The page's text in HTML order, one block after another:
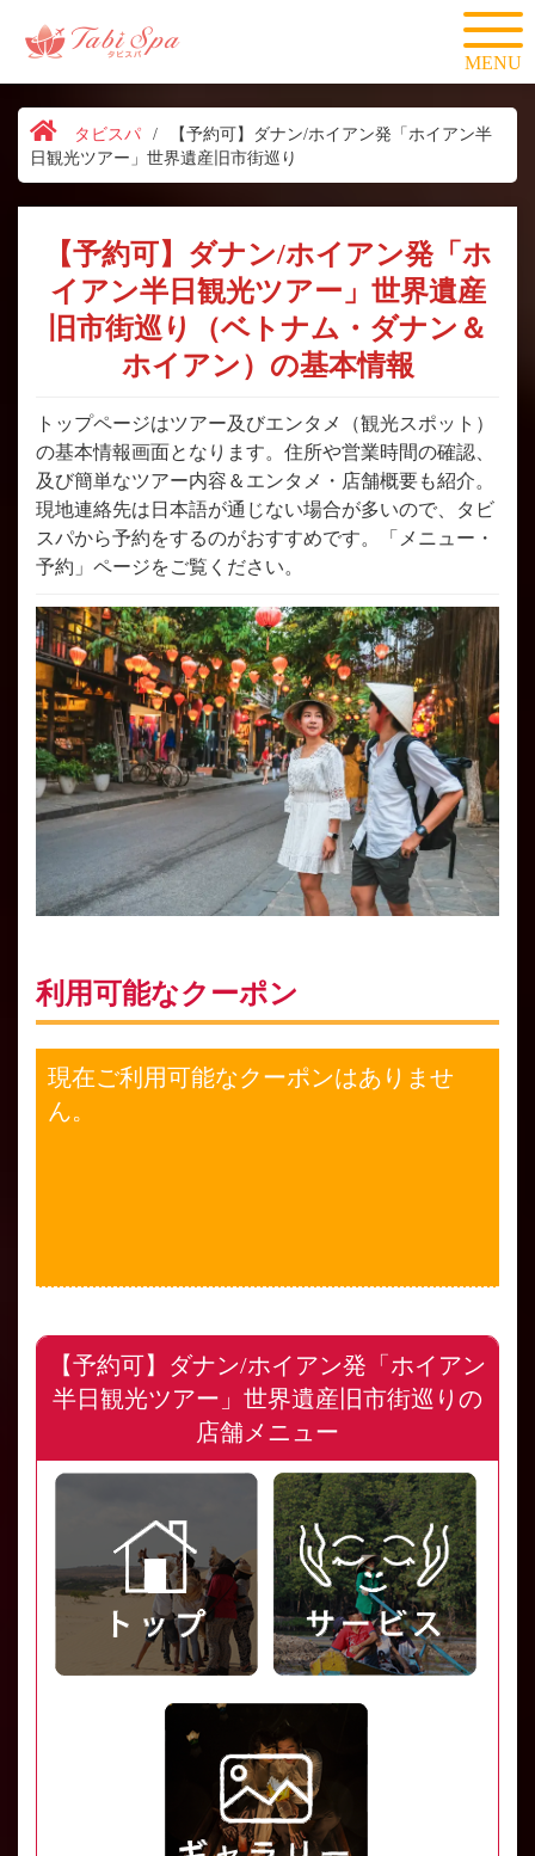
MENU
タビスパ /
【予約可】ダナン/ホイアン発「ホイアン半
日観光ツアー」世界遺産旧市街巡り
【予約可】ダナン/ホイアン発「ホ
イアン半日観光ツアー」世界遺産
旧市街巡り（ベトナム・ダナン＆
ホイアン）の基本情報
トップページはツアー及びエンタメ（観光スポット）
の基本情報画面となります。住所や営業時間の確認、
及び簡単なツアー内容＆エンタメ・店舗概要も紹介。
現地連絡先は日本語が通じない場合が多いので、タビ
スパから予約をするのがおすすめです。「メニュー・
予約」ページをご覧ください。
利用可能なクーポン
現在ご利用可能なクーポンはありませ
ん。
【予約可】ダナン/ホイアン発「ホイアン
半日観光ツアー」世界遺産旧市街巡りの
店舗メニュー